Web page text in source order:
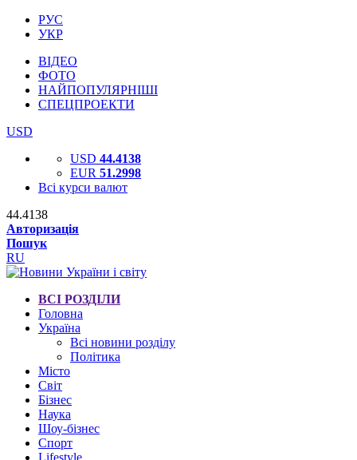
РУС
УКР
ВІДЕО
ФОТО
НАЙПОПУЛЯРНІШІ
СПЕЦПРОЕКТИ
USD
USD 44.4138
EUR 51.2998
Всі курси валют
44.4138
Авторизація
Пошук
RU
ВСІ РОЗДІЛИ
Головна
Україна
Всі новини розділу
Політика
Місто
Світ
Бізнес
Наука
Шоу-бізнес
Спорт
Lifestyle